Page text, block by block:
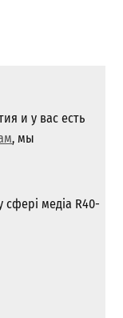
и у вас есть
, мы
сфері медіа R40-